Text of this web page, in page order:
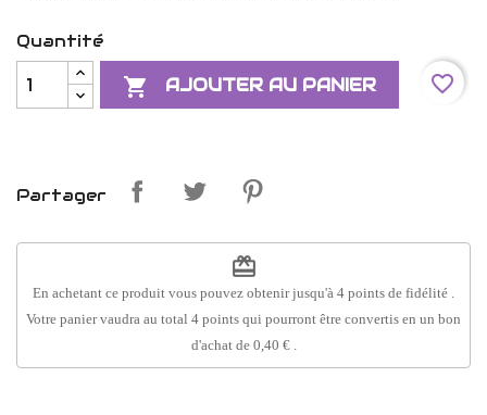
Quantité
 AJOUTER AU PANIER favorite_border
Partager
redeem
En achetant ce produit vous pouvez obtenir jusqu'à 4 points de fidélité
Votre panier vaudra au total 4 points qui pourront être convertis en un bon
d'achat de 0,40 €.